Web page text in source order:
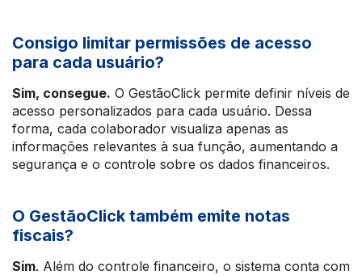
Consigo limitar permissões de acesso
para cada usuário?
Sim, consegue. O GestãoClick permite definir níveis de
acesso personalizados para cada usuário. Dessa
forma, cada colaborador visualiza apenas as
informações relevantes à sua função, aumentando a
segurança e o controle sobre os dados financeiros.
O GestãoClick também emite notas
fiscais?
Sim. Além do controle financeiro, o sistema conta com